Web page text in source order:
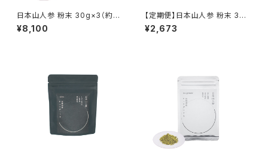
日本山人参 粉末 30g×3（約3
ヶ月分）
¥8,100
【定期便】日本山人参 粉末 30g
【1ヶ月ごとにお届け】
¥2,673